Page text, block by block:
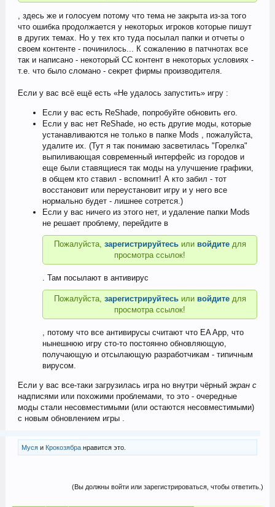
, здесь же и голосуем потому что тема не закрыта из-за того
что ошибка продолжается у некоторых игроков которые пишут
в других темах. Но у тех кто туда посылал папки и отчеты о
своем контенте - починилось... К сожалению в патчнотах все
так и написано - некоторый СС контент в некоторых условиях -
т.е. что было сломано - секрет фирмы производителя.
Если у вас всё ещё есть «Не удалось запустить» игру :
Если у вас есть ReShade, попробуйте обновить его.
Если у вас нет ReShade, но есть другие моды, которые
устанавливаются не только в папке Mods , пожалуйста,
удалите их. (Тут я так понимаю засветилась "Горелка"
выпиливающая современный интерфейс из городов и
еще были ставящиеся так моды на улучшение графики,
в общем кто ставил - вспомнит! А кто забил - тот
восстановит или переустановит игру и у него все
нормально будет - лишнее сотрется.)
Если у вас ничего из этого нет, и удаление папки Mods
не решает проблему, перейдите в
Пожалуйста, зарегистрируйтесьили войдите для
просмотра ссылок!
. Там посылают в антивирус
Пожалуйста, зарегистрируйтесьили войдите для
просмотра ссылок!
, потому что все антивирусы считают что EA App, что
нынешнюю игру сто-то постоянно обновляющую,
получающую и отсылающую разработчикам - типичным
вирусом.
Если у вас все-таки загрузилась игра но внутри чёрный экран с
надписями или похожими проблемами, то это - очередные
моды стали несовместимыми (или остаются несовместимыми)
с новым обновлением игры .
Мусяи Крокозябранравится это.
(Вы должны войти или зарегистрироваться, чтобы ответить.)